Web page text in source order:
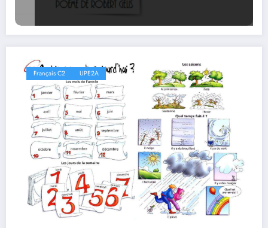
Français C2 UPE2A